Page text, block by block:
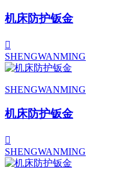
机床防护钣金
SHENGWANMING
SHENGWANMING
机床防护钣金
SHENGWANMING